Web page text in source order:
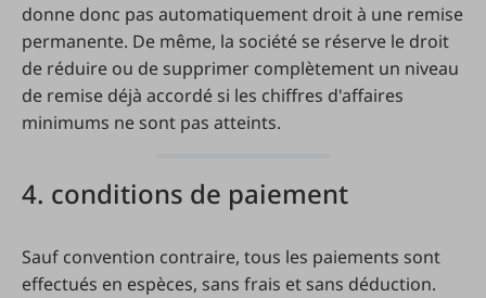
donne donc pas automatiquement droit à une remise
permanente. De même, la société se réserve le droit
de réduire ou de supprimer complètement un niveau
de remise déjà accordé si les chiffres d'affaires
minimums ne sont pas atteints.
4. conditions de paiement
Sauf convention contraire, tous les paiements sont
effectués en espèces, sans frais et sans déduction.